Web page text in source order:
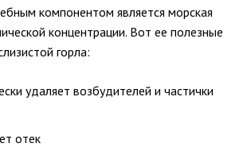
компонентом является морская
концентрации. Вот ее полезные
горла:
удаляет возбудителей и частички
отек